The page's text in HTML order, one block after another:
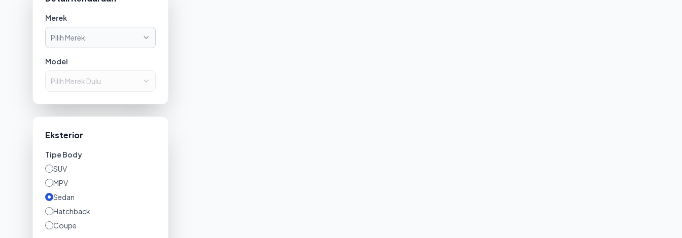
Merek
Pilih Merek
Model
Pilih Merek Dulu
Eksterior
Tipe Body
SUV
MPV
Sedan
Hatchback
Coupe